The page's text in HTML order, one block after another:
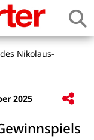
Nikolaus-
2025